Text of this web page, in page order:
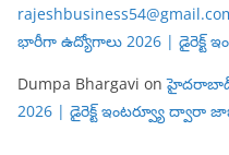
భారీగా ఉద్యోగాలు 2026 | డైరెక్ట్
Dumpa Bhargavi onహైదరాబాద్
2026 | డైరెక్ట్ ఇంటర్వ్యూ ద్వారా